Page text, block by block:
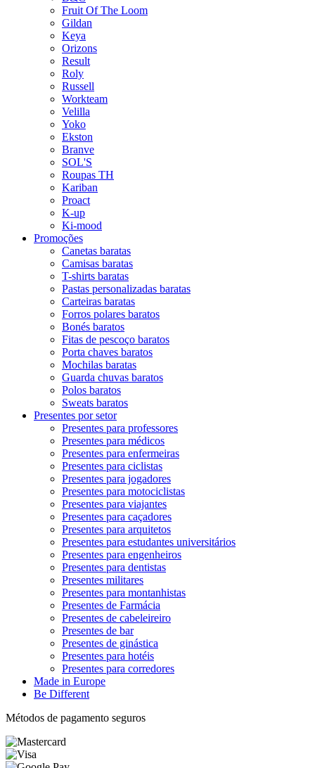
Fruit Of The Loom
Gildan
Keya
Orizons
Result
Roly
Russell
Workteam
Velilla
Yoko
Ekston
Branve
SOL'S
Roupas TH
Kariban
Proact
K-up
Ki-mood
Promoções
Canetas baratas
Camisas baratas
T-shirts baratas
Pastas personalizadas baratas
Carteiras baratas
Forros polares baratos
Bonés baratos
Fitas de pescoço baratos
Porta chaves baratos
Mochilas baratas
Guarda chuvas baratos
Polos baratos
Sweats baratos
Presentes por setor
Presentes para professores
Presentes para médicos
Presentes para enfermeiras
Presentes para ciclistas
Presentes para jogadores
Presentes para motociclistas
Presentes para viajantes
Presentes para caçadores
Presentes para arquitetos
Presentes para estudantes universitários
Presentes para engenheiros
Presentes para dentistas
Presentes militares
Presentes para montanhistas
Presentes de Farmácia
Presentes de cabeleireiro
Presentes de bar
Presentes de ginástica
Presentes para hotéis
Presentes para corredores
Made in Europe
Be Different
Métodos de pagamento seguros